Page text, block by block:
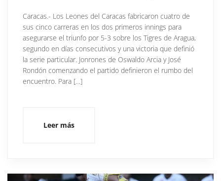
Caracas.- Los Leones del Caracas fabricaron cuatro de
sus cinco carreras en los dos primeros innings para
asegurarse el triunfo por 5-3 sobre los Tigres de Aragua,
segundo en días consecutivos y una victoria que definió
la serie particular. Jonrones de Oswaldo Arcia y José
Rondón comenzando el partido definieron el rumbo del
encuentro. Para […]
Leer más